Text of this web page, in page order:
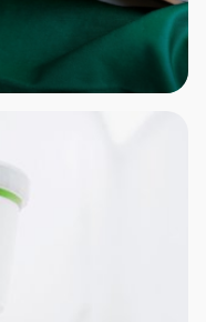
мы
и сделаем
если это